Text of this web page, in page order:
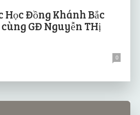
Học Đồng Khánh Bắc
GĐ Nguyễn THị
0